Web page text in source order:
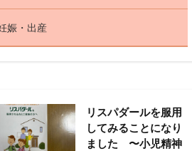
娠・出産
リスパダールを服用
してみることになり
ました 〜小児精神